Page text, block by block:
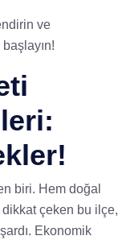
ve
biri. Hem doğal
çeken bu ilçe,
Ekonomik